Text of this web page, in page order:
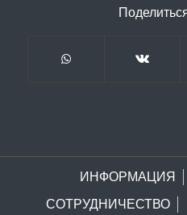
ИНФОРМАЦИЯ
СОТРУДНИЧЕСТВО